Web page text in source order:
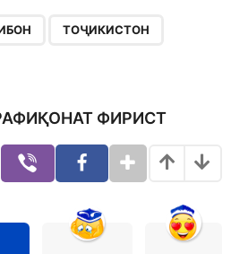
ТОҶИКИСТОН
ФИРИСТ